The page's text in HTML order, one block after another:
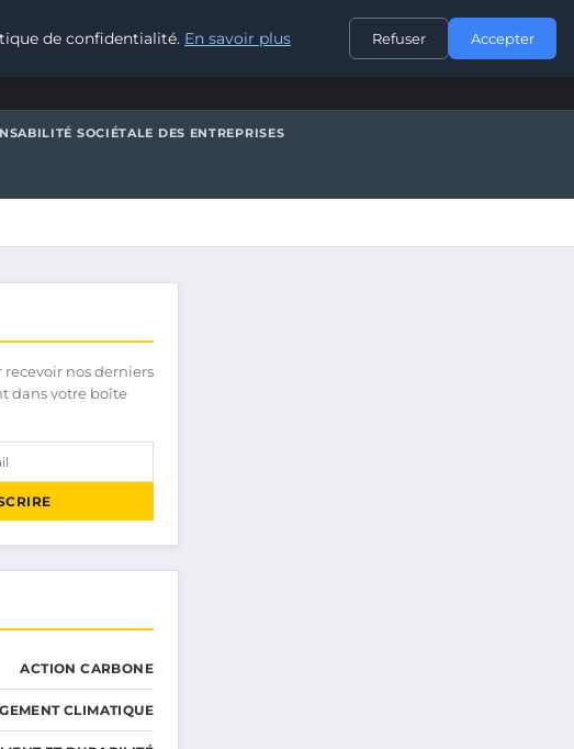
CONTACT
SOCIÉTALE DES ENTREPRISES
recevoir nos derniers
dans votre boîte
ACTION CARBONE
CLIMATIQUE
de confidentialité. En savoir plus Refuser Accepter